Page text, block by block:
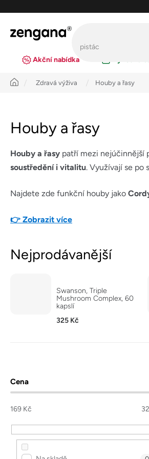
obsah
Akční nabídka
Úvod Zdravá výživa Houby a řasy
Houby a řasy
Houby a řasy patří mezi nejúčinnější
soustředění i vitalitu. Využívají se po
Najdete zde funkční houby jako
👉 Zobrazit více
Nejprodávanější
Swanson, Triple
Mushroom Complex, 60
kapslí
325 Kč
P
o
s
t
r
Cena
169 Kč